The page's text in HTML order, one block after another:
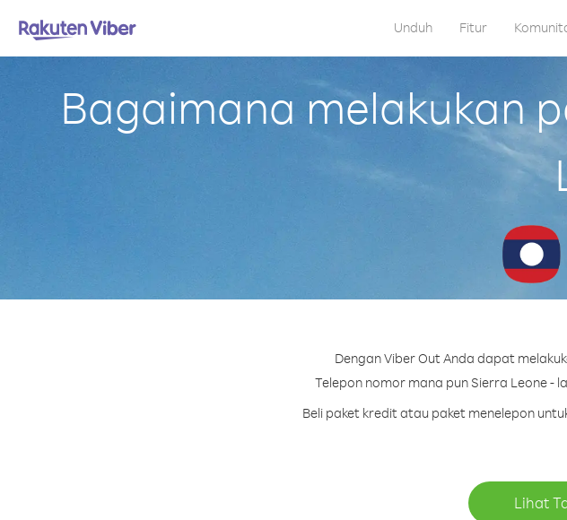
Unduh Fitur
Bagaimana melakukan
Dengan Viber Out Anda dapat
Telepon nomor mana pun Sierra Leone -
Beli paket kredit atau paket menelepon
Lihat